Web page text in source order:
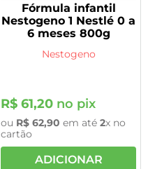
Fórmula infantil
Nestogeno 1 Nestlé 0 a
6 meses 800g
Nestogeno
R$ 61,20 no pix
ou R$ 62,90 em até 2x no
cartão
ADICIONAR